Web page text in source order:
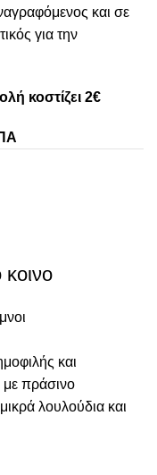
και σε
για την
κοστίζει 2€
και
με πράσινο
λουλούδια και